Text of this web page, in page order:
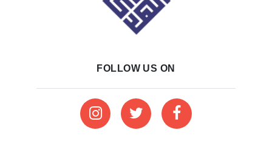
FOLLOW US ON